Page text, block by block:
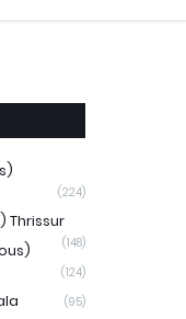
(224)
Thrissur
(148)
(124)
(95)